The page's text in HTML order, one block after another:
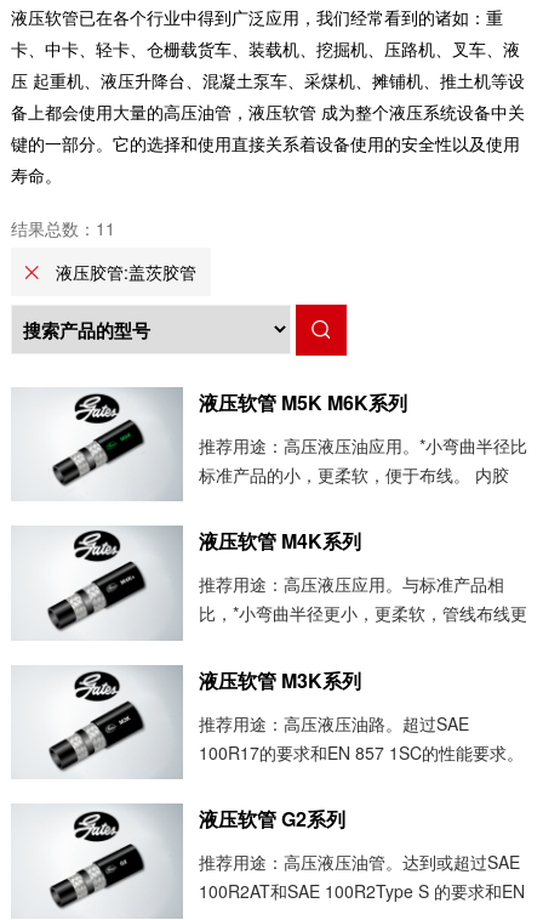
液压软管已在各个行业中得到广泛应用，我们经常看到的诸如：重
卡、中卡、轻卡、仓栅载货车、装载机、挖掘机、压路机、叉车、液
压 起重机、液压升降台、混凝土泵车、采煤机、摊铺机、推土机等设
备上都会使用大量的高压油管，液压软管 成为整个液压系统设备中关
键的一部分。它的选择和使用直接关系着设备使用的安全性以及使用
寿命。
结果总数： 11
液压胶管:盖茨胶管
液压软管 M5K M6K系列
推荐用途：高压液压油应用。*小弯曲半径比
标准产品的小，更柔软，便于布线。 内胶
胶）。具体参见“软管材料性能参数表”。 增
色、...
液压软管 M4K系列
推荐用途：高压液压应用。与标准产品相
比，*小弯曲半径更小，更柔软，管线布线更
压力进行600，000脉冲循环的测试。 内胶
液压软管 M3K系列
推荐用途：高压液压油路。超过SAE
100R17的要求和EN 857 1SC的性能要求。
软管的小，而弯曲半径更是小的多。 内胶
液压软管 G2系列
推荐用途：高压液压油管。达到或超过SAE
100R2AT和SAE 100R2Type S 的要求和EN